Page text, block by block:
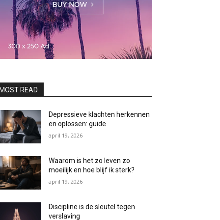
READ
Depressieve klachten herkennen
en oplossen: guide
april 19, 2026
Waarom is het zo leven zo
moeilijk en hoe blijf ik sterk?
april 19, 2026
Discipline is de sleutel tegen
verslaving